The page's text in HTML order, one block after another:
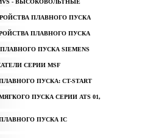
- ВЫСОКОВОЛЬТНЫЕ
ПЛАВНОГО ПУСКА
ПЛАВНОГО ПУСКА
ПУСКА SIEMENS
СЕРИИ MSF
ПУСКА: CT-START
ПУСКА СЕРИИ ATS 01,
ПУСКА IC